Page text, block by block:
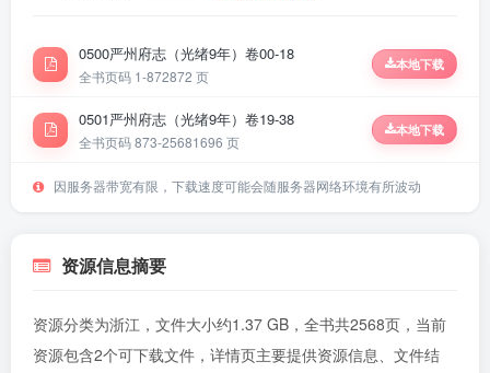
0500严州府志（光绪9年）卷00-18
全书页码 1-872872 页
本地下载
0501严州府志（光绪9年）卷19-38
全书页码 873-25681696 页
本地下载
因服务器带宽有限，下载速度可能会随服务器网络环境有所波动
资源信息摘要
资源分类为浙江，文件大小约1.37 GB，全书共2568页，当前
资源包含2个可下载文件，详情页主要提供资源信息、文件结